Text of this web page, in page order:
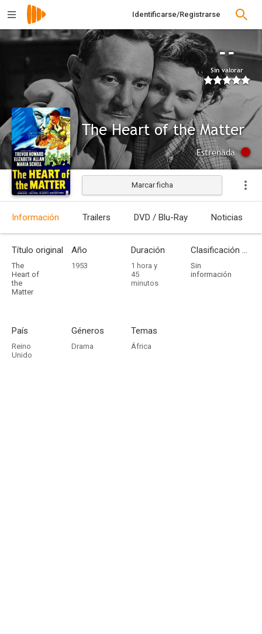
Identificarse/Registrarse
--
Sin valorar
The Heart of the Matter
Estrenada
Marcar ficha
Información Trailers DVD / Blu-Ray Noticias
Título original
The
Heart of
the
Matter
Año
1953
Duración
1 hora y
45
minutos
Clasificación por edades
Sin
información
País
Reino
Unido
Géneros
Drama
Temas
África